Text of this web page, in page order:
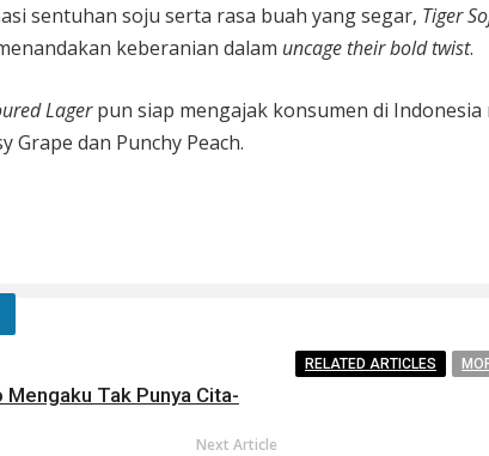
sentuhan soju serta rasa buah yang segar, Tiger
keberanian dalam uncage their bold twist.
Lagerpun siap mengajak konsumen di
Grape dan Punchy Peach.
Tak Punya Cita-
Next Article
RELATED ARTICLES